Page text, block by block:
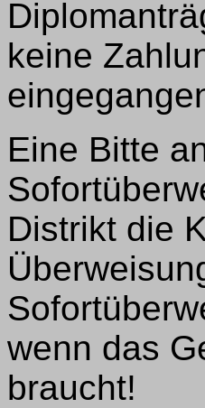
keine
Eine Bitte
Distrikt die
wenn das
braucht!